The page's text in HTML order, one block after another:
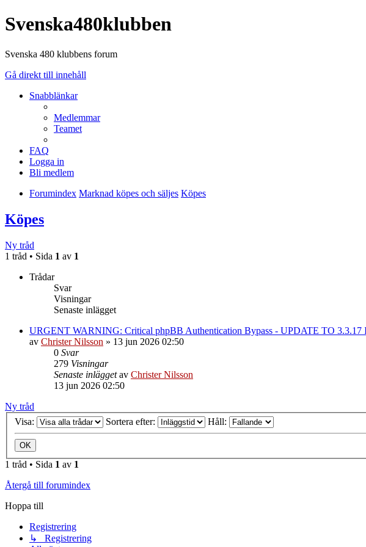
Svenska480klubben
Svenska 480 klubbens forum
Gå direkt till innehåll
Snabblänkar
Medlemmar
Teamet
FAQ
Logga in
Bli medlem
Forumindex Marknad köpes och säljes Köpes
Köpes
Ny tråd
1 tråd • Sida 1 av 1
Trådar
Svar
Visningar
Senaste inlägget
URGENT WARNING: Critical phpBB Authentication Bypass - UPDATE TO
av Christer Nilsson » 13 jun 2026 02:50
0 Svar
279 Visningar
Senaste inläggetav Christer Nilsson
13 jun 2026 02:50
Ny tråd
Visa:
Sortera efter: Håll:
1 tråd • Sida 1 av 1
Återgå till forumindex
Hoppa till
Registrering
↳ Registrering